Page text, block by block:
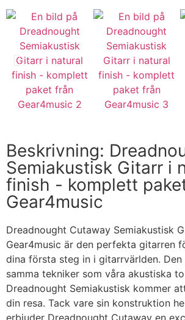
Beskrivning:
Semiakustisk Gitarr i
finish - komplett
Gear4music
Dreadnought Cutaway Semiakustisk
Gear4music är den perfekta gitarren
dina första steg in i gitarrvärlden.
samma tekniker som våra akustiska
Dreadnought Semiakustisk kommer
din resa. Tack vare sin konstruktion